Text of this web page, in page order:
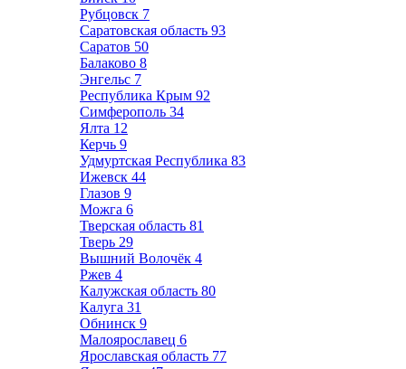
Рубцовск 7
Саратовская область 93
Саратов 50
Балаково 8
Энгельс 7
Республика Крым 92
Симферополь 34
Ялта 12
Керчь 9
Удмуртская Республика 83
Ижевск 44
Глазов 9
Можга 6
Тверская область 81
Тверь 29
Вышний Волочёк 4
Ржев 4
Калужская область 80
Калуга 31
Обнинск 9
Малоярославец 6
Ярославская область 77